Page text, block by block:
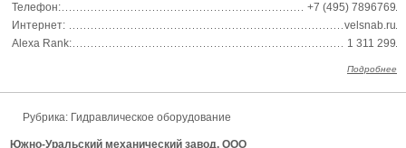
Телефон:
+7 (495) 7896769
Интернет:
velsnab.ru
Alexa Rank:
1 311 299
Подробнее
Рубрика: Гидравлическое оборудование
Южно-Уральский механический завод, ООО